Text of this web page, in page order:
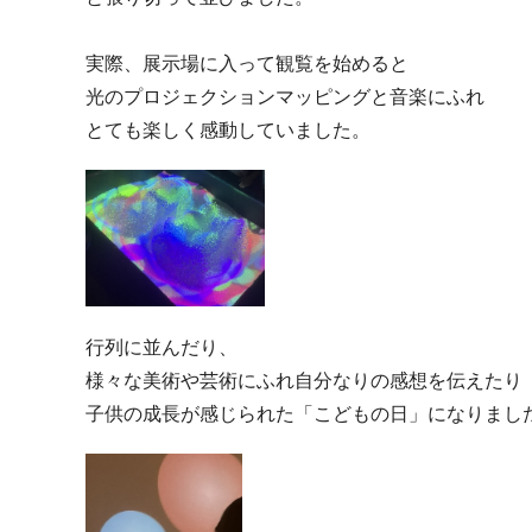
実際、展示場に入って観覧を始めると
光のプロジェクションマッピングと音楽にふれ
とても楽しく感動していました。
行列に並んだり、
様々な美術や芸術にふれ自分なりの感想を伝えたり
子供の成長が感じられた「こどもの日」になりまし